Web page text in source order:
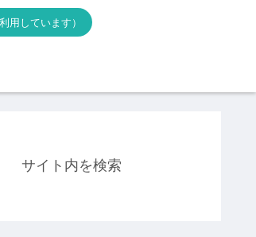
用しています）
サイト内を検索